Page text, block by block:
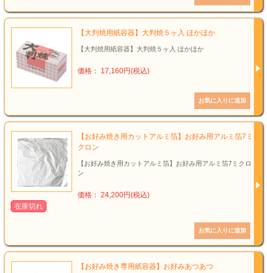
【大判焼用紙容器】大判焼５ヶ入 ほかほか
【大判焼用紙容器】大判焼５ヶ入 ほかほか
価格： 17,160円(税込)
【お好み焼き用カットアルミ箔】お好み用アルミ箔7ミ
クロン
【お好み焼き用カットアルミ箔】お好み用アルミ箔7ミクロ
ン
価格： 24,200円(税込)
在庫切れ
【お好み焼き専用紙容器】お好みあつあつ